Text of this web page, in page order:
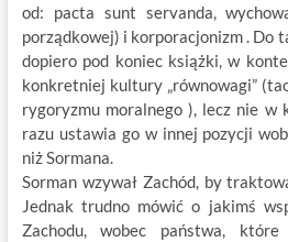
od: pacta sunt servanda,
porządkowej) i korporacjonizm . Do
dopiero pod koniec książki, w
konkretniej kultury „równowagi”
rygoryzmu moralnego ), lecz nie w
razu ustawia go w innej pozycji
niż Sormana.
Sorman wzywał Zachód, by
Jednak trudno mówić o jakimś
Zachodu, wobec państwa,